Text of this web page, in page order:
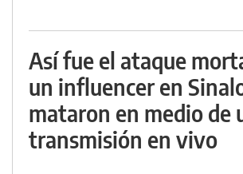
Así fue el ataque
un influencer en
mataron en medio de
transmisión en vivo